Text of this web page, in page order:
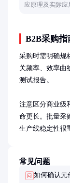
应原理及实际应
B2B采购指
采购时需明确规
关频率、效率曲
测试报告。
注意区分商业级
命更长。批量采
生产线稳定性很
常见问题
问 如何确认元